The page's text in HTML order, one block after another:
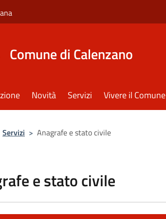
Comune di Calenzano
Novità Servizi Vivere il Comune
Servizi > Anagrafe e stato civile
e stato civile